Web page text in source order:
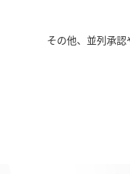
その他、並列承認